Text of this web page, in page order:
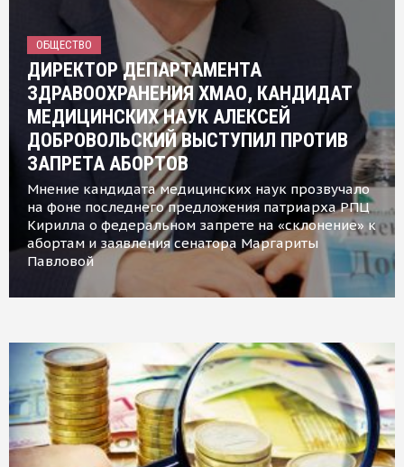
ОБЩЕСТВО
ДИРЕКТОР ДЕПАРТАМЕНТА
ЗДРАВООХРАНЕНИЯ ХМАО, КАНДИДАТ
МЕДИЦИНСКИХ НАУК АЛЕКСЕЙ
ДОБРОВОЛЬСКИЙ ВЫСТУПИЛ ПРОТИВ
ЗАПРЕТА АБОРТОВ
Мнение кандидата медицинских наук прозвучало
на фоне последнего предложения патриарха РПЦ
Кирилла о федеральном запрете на «склонение» к
абортам и заявления сенатора Маргариты
Павловой